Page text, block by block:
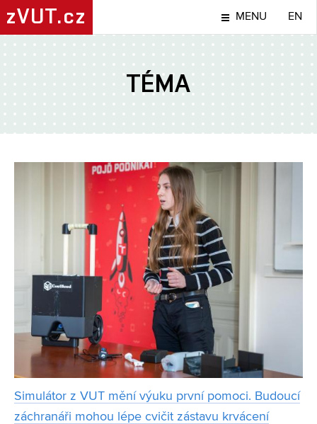
zVUT.cz MENU EN
TÉMA
Simulátor z VUT mění výuku první pomoci. Budoucí
záchranáři mohou lépe cvičit zástavu krvácení